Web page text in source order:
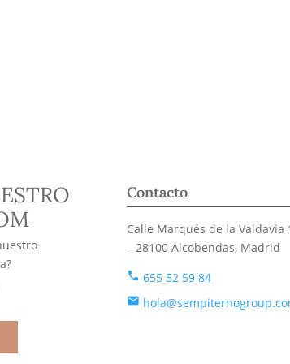
Contacto
Calle Marqués de la Valdavia
– 28100 Alcobendas, Madrid
phone 655 52 59 84
email